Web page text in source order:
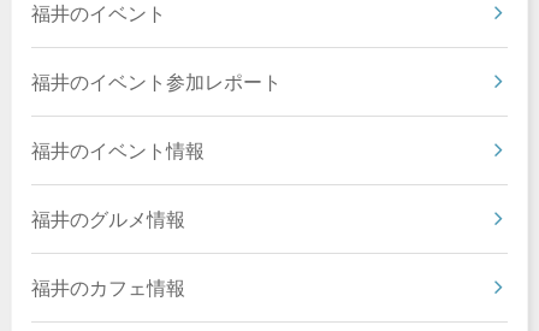
福井のイベント
福井のイベント参加レポート
福井のイベント情報
福井のグルメ情報
福井のカフェ情報